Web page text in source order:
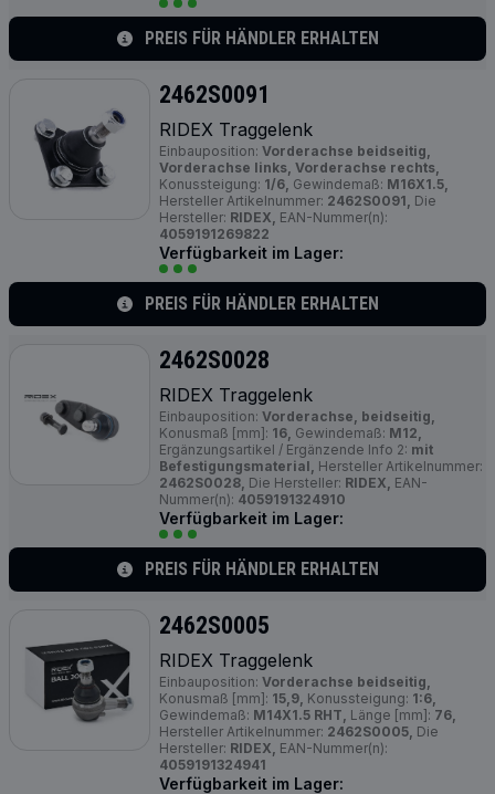
PREIS FÜR HÄNDLER ERHALTEN
2462S0091
RIDEX Traggelenk
Einbauposition: Vorderachse beidseitig,
Vorderachse links, Vorderachse rechts,
Konussteigung: 1/6, Gewindemaß: M16X1.5,
Hersteller Artikelnummer: 2462S0091, Die
Hersteller: RIDEX, EAN-Nummer(n):
4059191269822
Verfügbarkeit im Lager:
PREIS FÜR HÄNDLER ERHALTEN
2462S0028
RIDEX Traggelenk
Einbauposition: Vorderachse, beidseitig,
Konusmaß [mm]: 16, Gewindemaß: M12,
Ergänzungsartikel / Ergänzende Info 2: mit
Befestigungsmaterial, Hersteller Artikelnummer:
2462S0028, Die Hersteller: RIDEX, EAN-
Nummer(n): 4059191324910
Verfügbarkeit im Lager:
PREIS FÜR HÄNDLER ERHALTEN
2462S0005
RIDEX Traggelenk
Einbauposition: Vorderachse beidseitig,
Konusmaß [mm]: 15,9, Konussteigung: 1:6,
Gewindemaß: M14X1.5 RHT, Länge [mm]: 76,
Hersteller Artikelnummer: 2462S0005, Die
Hersteller: RIDEX, EAN-Nummer(n):
4059191324941
Verfügbarkeit im Lager: